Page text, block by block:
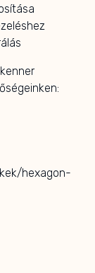
hexagon-